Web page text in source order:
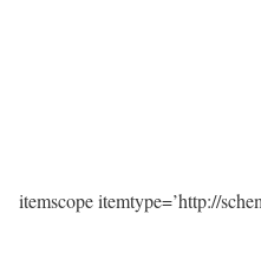
itemscope itemtype=’http://